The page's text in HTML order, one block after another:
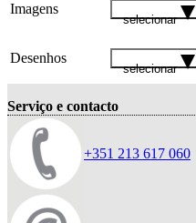
Imagens
selecionar
Desenhos
selecionar
Serviço e contacto
+351 213 617 060